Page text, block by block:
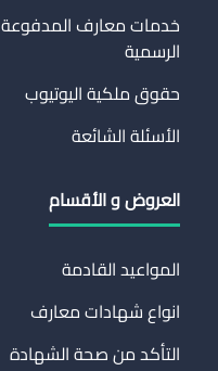
خدمات معارف المدفوعة
الرسمية
حقوق ملكية اليوتيوب
الأسئلة الشائعة
العروض و الأقسام
المواعيد القادمة
انواع شهادات معارف
التأكد من صحة الشهادة